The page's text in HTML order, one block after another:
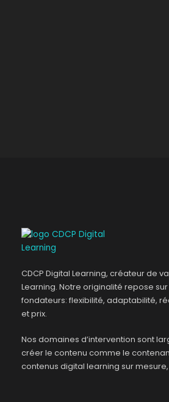
CDCP Digital Learning, créateur de
Learning. Notre originalité repose
fondateurs: flexibilité, adaptabilité,
et prix.
Nos domaines d’intervention sont
créer le contenu comme le
contenus digital learning sur